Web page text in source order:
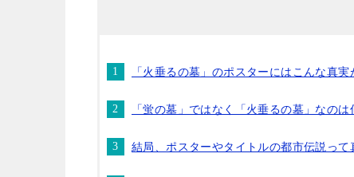
「火垂るの墓」のポスターにはこんな真
「蛍の墓」ではなく「火垂るの墓」なの
結局、ポスターやタイトルの都市伝説って